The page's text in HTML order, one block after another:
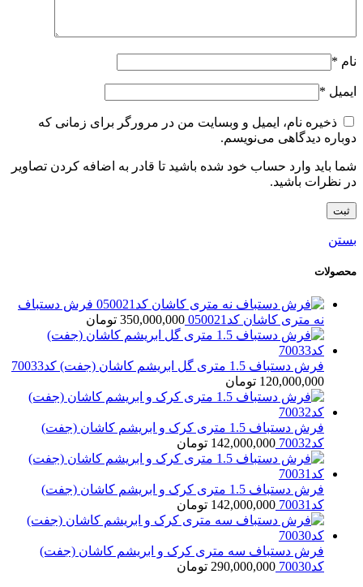
نام *
ایمیل *
ذخیره نام، ایمیل و وبسایت من در مرورگر برای زمانی که
دوباره دیدگاهی می‌نویسم.
شما باید وارد حساب خود شده باشید تا قادر به اضافه کردن تصاویر
در نظرات باشید.
بستن
محصولات
فرش دستباف
نه متری کاشان کد050021
350,000,000 تومان
فرش دستباف 1.5 متری گل ابریشم کاشان (جفت) کد70033
120,000,000 تومان
فرش دستباف 1.5 متری کرک و ابریشم کاشان (جفت)
کد70032
142,000,000 تومان
فرش دستباف 1.5 متری کرک و ابریشم کاشان (جفت)
کد70031
142,000,000 تومان
فرش دستباف سه متری کرک و ابریشم کاشان (جفت)
کد70030
290,000,000 تومان